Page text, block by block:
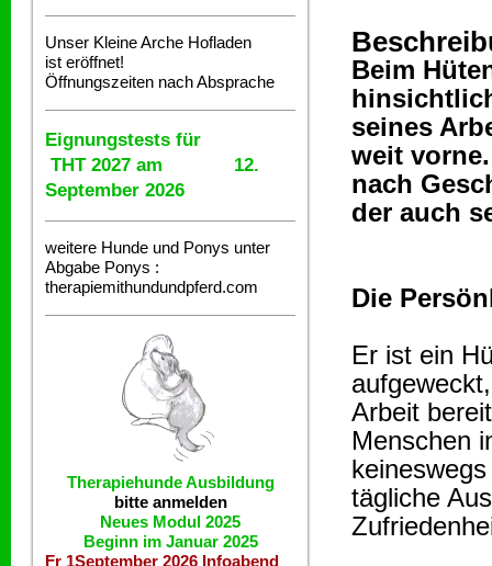
Unser Kleine Arche Hofladen
ist eröffnet!
Öffnungszeiten nach Absprache
Eignungstests für
THT 2027 am 12.
September 2026
weitere Hunde und Ponys unter
Abgabe Ponys :
therapiemithundundpferd.com
Therapiehunde Ausbildung
bitte anmelden
Neues Modul 2025
Beginn im Januar 2025
Fr 1September 2026 Infoabend
Beim
seines
weit
nach
der auch
Die
Er ist ein
Arbeit
Menschen
tägliche